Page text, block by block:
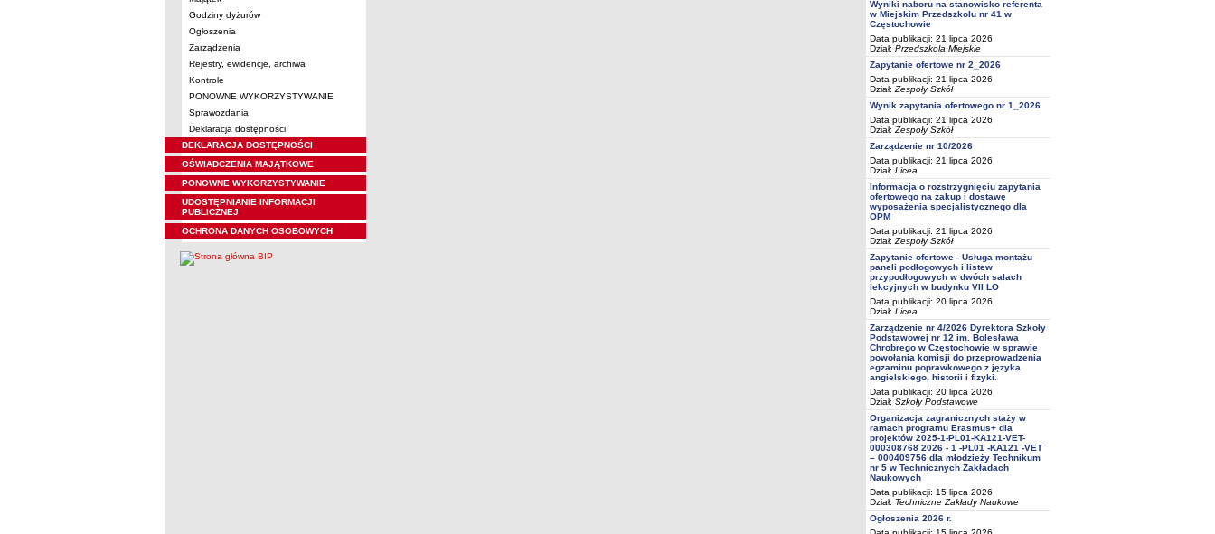
Godziny dyżurów
Ogłoszenia
Zarządzenia
Rejestry, ewidencje, archiwa
Kontrole
PONOWNE WYKORZYSTYWANIE
Sprawozdania
Deklaracja dostępności
DEKLARACJA DOSTĘPNOŚCI
OŚWIADCZENIA MAJĄTKOWE
PONOWNE WYKORZYSTYWANIE
UDOSTĘPNIANIE INFORMACJI
PUBLICZNEJ
OCHRONA DANYCH OSOBOWYCH
Wyniki naboru na stanowisko referenta
w Miejskim Przedszkolu nr 41 w
Częstochowie
Data publikacji: 21 lipca 2026
Dział: Przedszkola Miejskie
Zapytanie ofertowe nr 2_2026
Data publikacji: 21 lipca 2026
Dział: Zespoły Szkół
Wynik zapytania ofertowego nr 1_2026
Data publikacji: 21 lipca 2026
Dział: Zespoły Szkół
Zarządzenie nr 10/2026
Data publikacji: 21 lipca 2026
Dział: Licea
Informacja o rozstrzygnięciu zapytania
ofertowego na zakup i dostawę
wyposażenia specjalistycznego dla
OPM
Data publikacji: 21 lipca 2026
Dział: Zespoły Szkół
Zapytanie ofertowe - Usługa montażu
paneli podłogowych i listew
przypodłogowych w dwóch salach
lekcyjnych w budynku VII LO
Data publikacji: 20 lipca 2026
Dział: Licea
Zarządzenie nr 4/2026 Dyrektora Szkoły
Podstawowej nr 12 im. Bolesława
Chrobrego w Częstochowie w sprawie
powołania komisji do przeprowadzenia
egzaminu poprawkowego z języka
angielskiego, historii i fizyki.
Data publikacji: 20 lipca 2026
Dział: Szkoły Podstawowe
Organizacja zagranicznych staży w
ramach programu Erasmus+ dla
projektów 2025-1-PL01-KA121-VET-
000308768 2026 - 1 -PL01 -KA121 -VET
– 000409756 dla młodzieży Technikum
nr 5 w Technicznych Zakładach
Naukowych
Data publikacji: 15 lipca 2026
Dział: Techniczne Zakłady Naukowe
Ogłoszenia 2026 r.